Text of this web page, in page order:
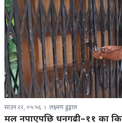
साउन २२, ०५:५६ लक्ष्मण ढुङ्गाल
मल नपाएपछि धनगढी–११ का